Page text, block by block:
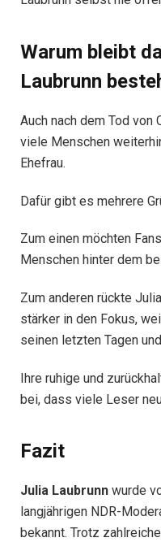
Warum bleibt
Laubrunn
Auch nach dem Tod von
viele Menschen
Ehefrau.
Dafür gibt es mehrere
Zum einen möchten
Menschen hinter dem
Zum anderen rückte
stärker in den Fokus,
seinen letzten Tagen
Ihre ruhige und
bei, dass viele Leser
Fazit
Julia Laubrunn wurde
langjährigen NDR-
bekannt. Trotz